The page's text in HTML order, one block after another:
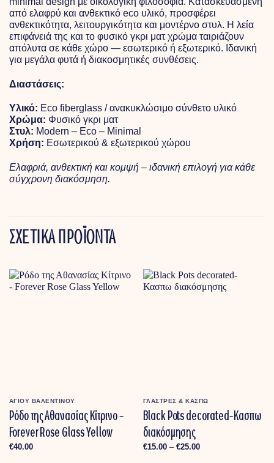
από ελαφρύ και ανθεκτικό eco υλικό, προσφέρει
ανθεκτικότητα, λειτουργικότητα και μοντέρνο στυλ. Η λεία
επιφάνειά της και το φυσικό γκρι ματ χρώμα ταιριάζουν
απόλυτα σε κάθε χώρο — εσωτερικό ή εξωτερικό. Ιδανική
για μεγάλα φυτά ή διακοσμητικές συνθέσεις.
Διαστάσεις:
Υλικό: Eco fiberglass / ανακυκλώσιμο σύνθετο υλικό
Χρώμα: Φυσικό γκρι ματ
Στυλ: Modern – Eco – Minimal
Χρήση: Εσωτερικού & εξωτερικού χώρου
Ελαφριά, ανθεκτική και κομψή – ιδανική επιλογή για κάθε
σύγχρονη διακόσμηση.
ΣΧΕΤΙΚΑ ΠΡΟΪΟΝΤΑ
ΑΓΙΟΥ ΒΑΛΕΝΤΙΝΟΥ
Ρόδο της Αθανασίας Κίτρινο –
Forever Rose Glass Yellow
€40.00
ΓΛΑΣΤΡΕΣ & ΚΑΣΠΩ
Black Pots decorated-Κασπω
διακόσμησης
€15.00 – €25.00Price